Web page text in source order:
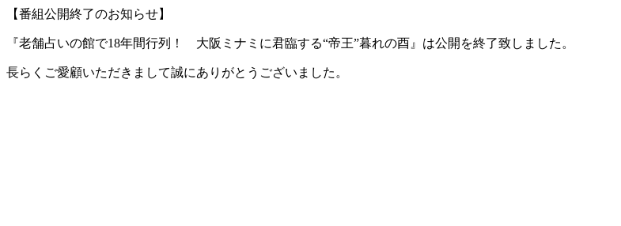
【番組公開終了のお知らせ】
『老舗占いの館で18年間行列！ 大阪ミナミに君臨する“帝王”暮れの酉』は公開を終了致しました。
長らくご愛顧いただきまして誠にありがとうございました。